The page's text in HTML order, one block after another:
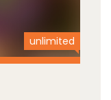
unlimited